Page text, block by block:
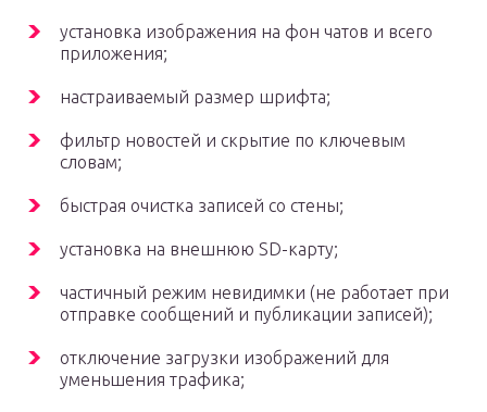
установка изображения на фон чатов и всего
приложения;
настраиваемый размер шрифта;
фильтр новостей и скрытие по ключевым
словам;
быстрая очистка записей со стены;
установка на внешнюю SD-карту;
частичный режим невидимки (не работает при
отправке сообщений и публикации записей);
отключение загрузки изображений для
уменьшения трафика;